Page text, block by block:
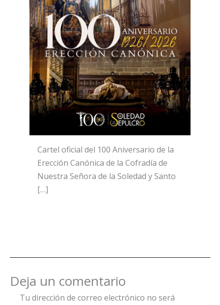
Cartel oficial del 100 Aniversario de la
Erección Canónica de la Cofradía de
Nuestra Señora de la Soledad y Santo
[…]
Deja un comentario
Tu dirección de correo electrónico no será